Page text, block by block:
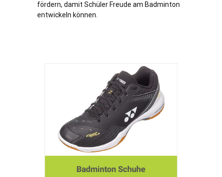
fördern, damit Schüler Freude am Badminton
entwickeln können.